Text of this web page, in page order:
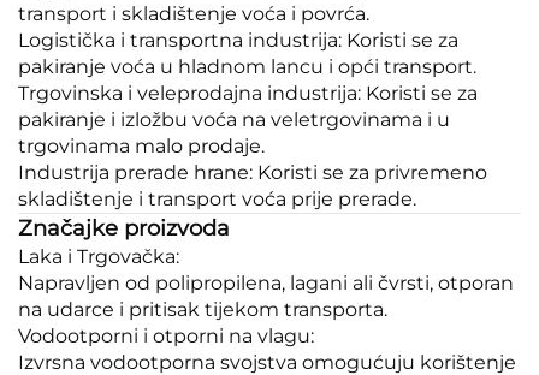
transport i skladištenje voća i povrća.
Logistička i transportna industrija: Koristi se za
pakiranje voća u hladnom lancu i opći transport.
Trgovinska i veleprodajna industrija: Koristi se za
pakiranje i izložbu voća na veletrgovinama i u
trgovinama malo prodaje.
Industrija prerade hrane: Koristi se za privremeno
skladištenje i transport voća prije prerade.
Značajke proizvoda
Laka i Trgovačka:
Napravljen od polipropilena, lagani ali čvrsti, otporan
na udarce i pritisak tijekom transporta.
Vodootporni i otporni na vlagu:
Izvrsna vodootporna svojstva omogućuju korištenje